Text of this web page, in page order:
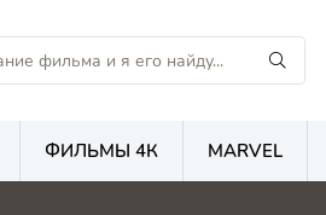
ФИЛЬМЫ 4К MARVEL